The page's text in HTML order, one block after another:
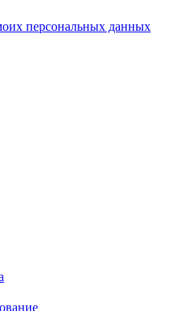
персональных данных